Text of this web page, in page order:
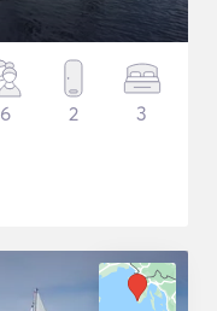
6 2 3